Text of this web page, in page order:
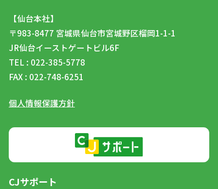
【仙台本社】
〒983-8477 宮城県仙台市宮城野区榴岡1-1-1
JR仙台イーストゲートビル6F
TEL : 022-385-5778
FAX : 022-748-6251
個人情報保護方針
CJサポート